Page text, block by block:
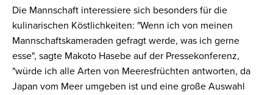
Die Mannschaft interessiere sich besonders für die
kulinarischen Köstlichkeiten: "Wenn ich von meinen
Mannschaftskameraden gefragt werde, was ich gerne
esse", sagte Makoto Hasebe auf der Pressekonferenz,
"würde ich alle Arten von Meeresfrüchten antworten, da
Japan vom Meer umgeben ist und eine große Auswahl